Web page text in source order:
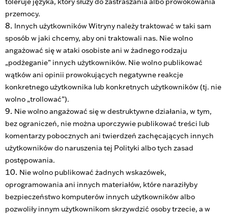
przemocy.
Innych użytkowników Witryny należy traktować w taki sam
sposób w jaki chcemy, aby oni traktowali nas. Nie wolno
angażować się w ataki osobiste ani w żadnego rodzaju
„podżeganie” innych użytkowników. Nie wolno publikować
wątków ani opinii prowokujących negatywne reakcje
konkretnego użytkownika lub konkretnych użytkowników (tj. nie
wolno „trollować”).
Nie wolno angażować się w destruktywne działania, w tym,
bez ograniczeń, nie można uporczywie publikować treści lub
komentarzy pobocznych ani twierdzeń zachęcających innych
użytkowników do naruszenia tej Polityki albo tych zasad
postępowania.
Nie wolno publikować żadnych wskazówek,
oprogramowania ani innych materiałów, które naraziłyby
bezpieczeństwo komputerów innych użytkowników albo
pozwoliły innym użytkownikom skrzywdzić osoby trzecie, a w